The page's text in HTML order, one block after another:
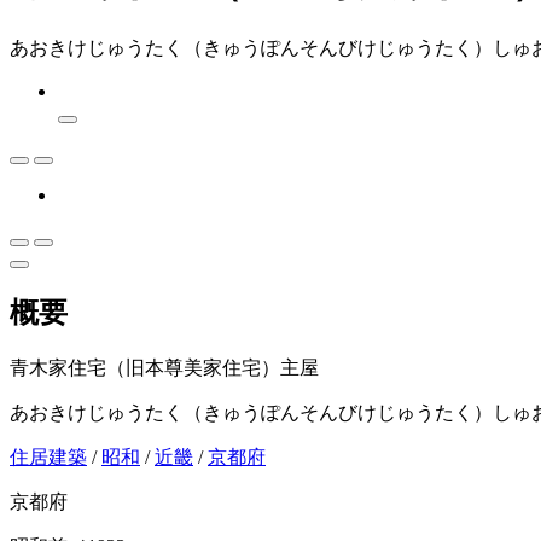
あおきけじゅうたく（きゅうぽんそんびけじゅうたく）しゅ
概要
青木家住宅（旧本尊美家住宅）主屋
あおきけじゅうたく（きゅうぽんそんびけじゅうたく）しゅ
住居建築 / 昭和 /近畿 /京都府
京都府